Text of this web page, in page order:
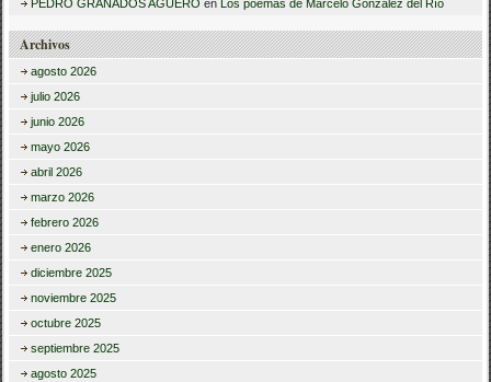
PEDRO GRANADOS AGUERO en Los poemas de Marcelo González del Río
Archivos
agosto 2026
julio 2026
junio 2026
mayo 2026
abril 2026
marzo 2026
febrero 2026
enero 2026
diciembre 2025
noviembre 2025
octubre 2025
septiembre 2025
agosto 2025